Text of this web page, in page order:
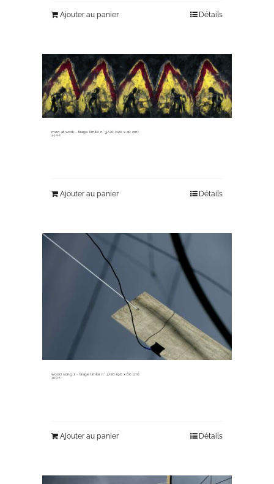
Ajouter au panier Détails
men at work ~ tirage limité n° 3/20 (120 x 40 cm)
315,00€
Ajouter au panier Détails
wood song 1 ~ tirage limité n° 4/20 (90 x 60 cm)
345,00€
Ajouter au panier Détails